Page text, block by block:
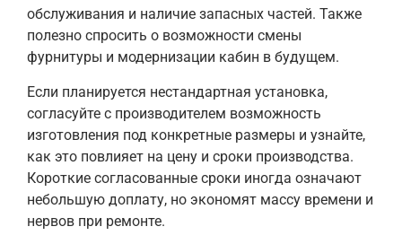
обслуживания и наличие запасных частей. Также
полезно спросить о возможности смены
фурнитуры и модернизации кабин в будущем.
Если планируется нестандартная установка,
согласуйте с производителем возможность
изготовления под конкретные размеры и узнайте,
как это повлияет на цену и сроки производства.
Короткие согласованные сроки иногда означают
небольшую доплату, но экономят массу времени и
нервов при ремонте.